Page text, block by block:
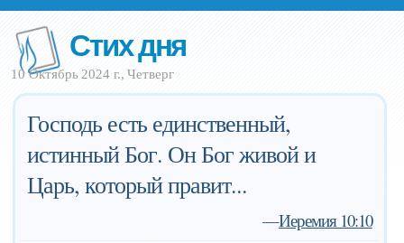
Стих дня
10 Октябрь 2024 г., Четверг
Господь есть единственный,
истинный Бог. Он Бог живой и
Царь, который правит...
—Иеремия 10:10